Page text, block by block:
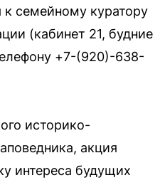
семейному куратору
(кабинет 21, будние
+7-(920)-638-
историко-
акция
интереса будущих